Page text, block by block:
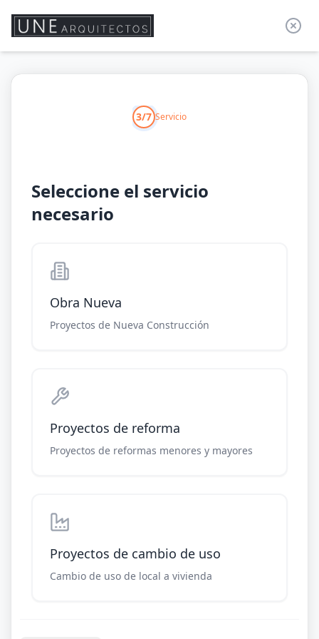
3/7 Servicio
Seleccione el servicio
necesario
Obra Nueva
Proyectos de Nueva Construcción
Proyectos de reforma
Proyectos de reformas menores y mayores
Proyectos de cambio de uso
Cambio de uso de local a vivienda